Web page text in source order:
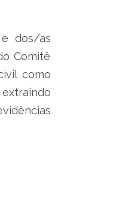
dos/as
Comitê
como